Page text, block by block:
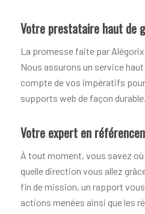
Votre prestataire haut de
La promesse faite par Alégorix
Nous assurons un service
compte de vos impératifs
supports web de façon durable.
Votre expert en
À tout moment, vous savez
quelle direction vous allez
fin de mission, un rapport
actions menées ainsi que les